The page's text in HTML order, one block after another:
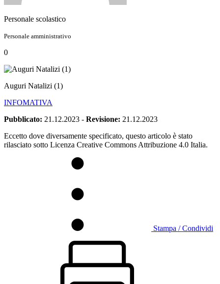
Personale scolastico
Personale amministrativo
0
Auguri Natalizi (1)
INFOMATIVA
Pubblicato: 21.12.2023 - Revisione: 21.12.2023
Eccetto dove diversamente specificato, questo articolo è stato
rilasciato sotto Licenza Creative Commons Attribuzione 4.0 Italia.
Stampa / Condividi